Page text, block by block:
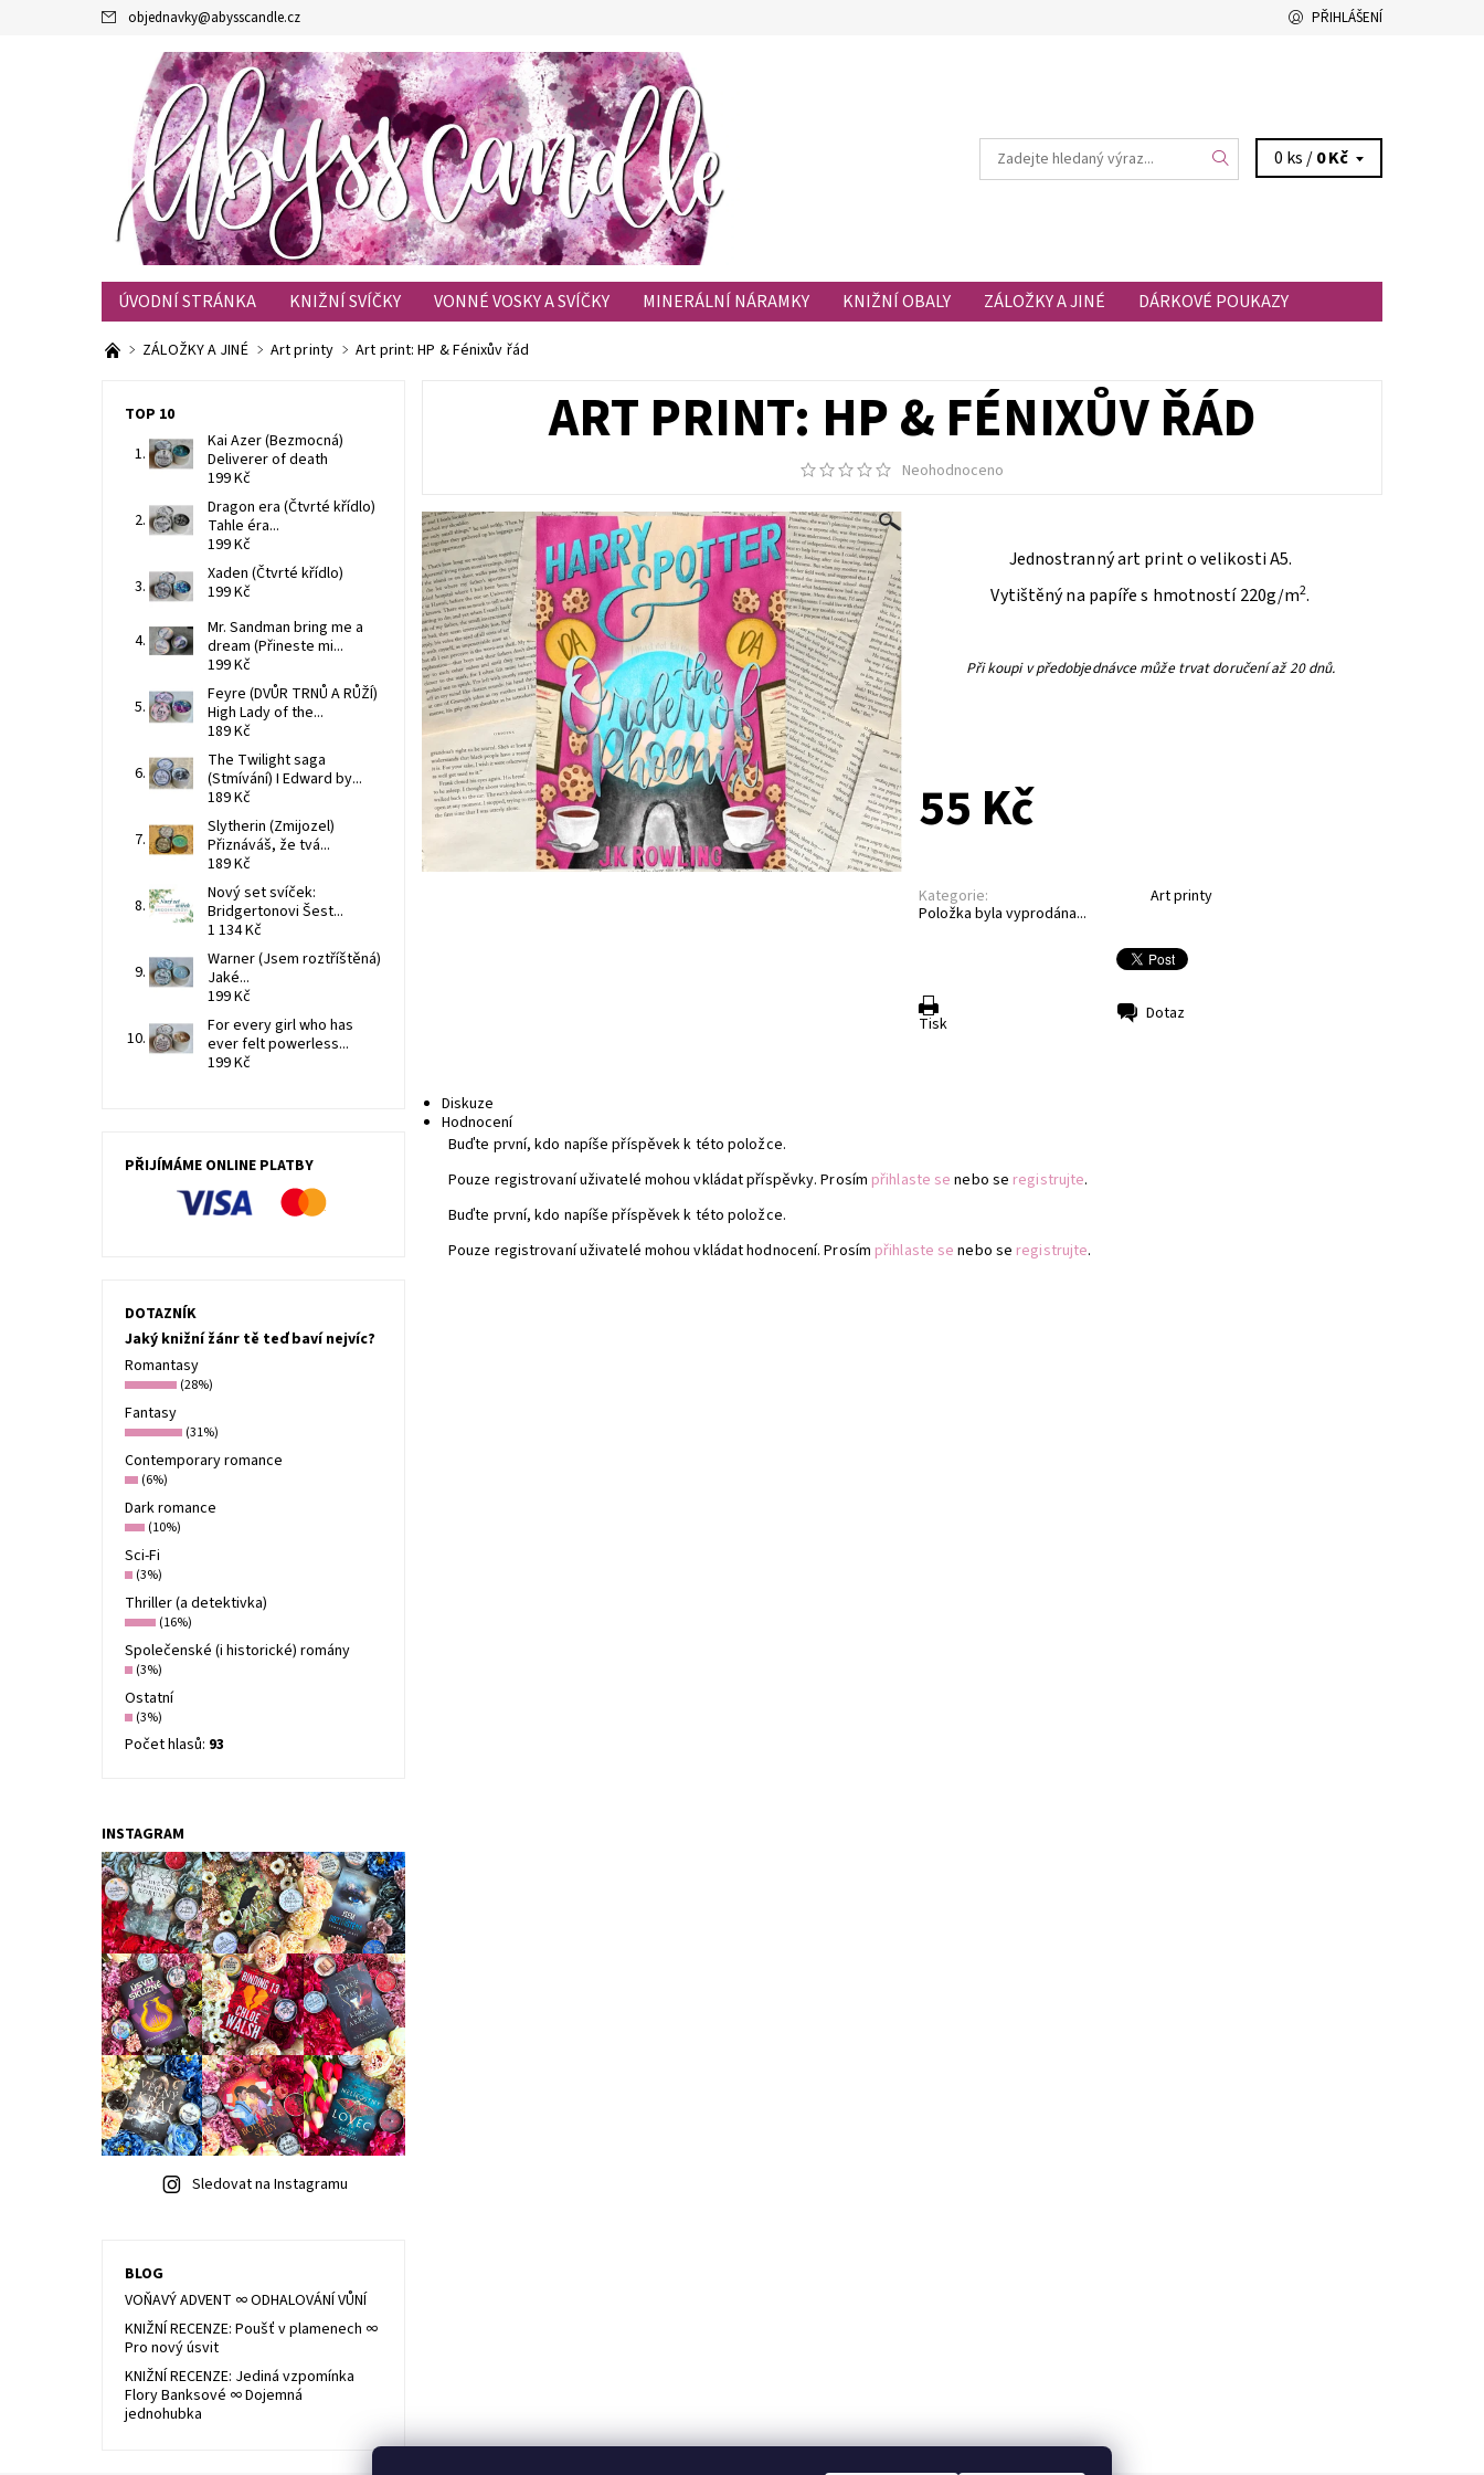
objednavky@abysscandle.cz PŘIHLÁŠENÍ
0 ks /0 Kč
ÚVODNÍ STRÁNKA KNIŽNÍ SVÍČKY VONNÉ VOSKY A SVÍČKY MINERÁLNÍ NÁRAMKY KNIŽNÍ OBALY ZÁLOŽKY A JINÉ
DÁRKOVÉ POUKAZY
KONTAKTY
OBCHODNÍ PODMÍNKY BLOG HODNOCENÍ OBCHODU
ZÁLOŽKY A JINÉ Art printy Art print: HP & Fénixův řád
ART PRINT: HP & FÉNIXŮV ŘÁD
Neohodnoceno
Jednostranný art print o velikosti A5.
Vytištěný na papíře s hmotností 220g/m2.
Při koupi v předobjednávce může trvat doručení až 20 dnů.
55 Kč
Kategorie:
Art printy
Položka byla vyprodána...
Tisk Dotaz
Diskuze
Hodnocení
Buďte první, kdo napíše příspěvek k této položce.
Pouze registrovaní uživatelé mohou vkládat příspěvky. Prosím přihlaste se nebo se registrujte.
Buďte první, kdo napíše příspěvek k této položce.
Pouze registrovaní uživatelé mohou vkládat hodnocení. Prosím přihlaste se nebo se registrujte.
TOP 10
Kai Azer (Bezmocná)
Deliverer of death
199 Kč
Dragon era (Čtvrté křídlo)
Tahle éra...
199 Kč
Xaden (Čtvrté křídlo)
199 Kč
Mr. Sandman bring me a
dream (Přineste mi...
199 Kč
Feyre (DVŮR TRNŮ A RŮŽÍ)
High Lady of the...
189 Kč
The Twilight saga
(Stmívání) I Edward by...
189 Kč
Slytherin (Zmijozel)
Přiznáváš, že tvá...
189 Kč
Nový set svíček:
Bridgertonovi Šest...
1 134 Kč
Warner (Jsem roztříštěná)
Jaké...
199 Kč
For every girl who has
ever felt powerless...
199 Kč
PŘIJÍMÁME ONLINE PLATBY
DOTAZNÍK
Jaký knižní žánr tě teď baví nejvíc?
Romantasy
(28%)
Fantasy
(31%)
Contemporary romance
(6%)
Dark romance
(10%)
Sci-Fi
(3%)
Thriller (a detektivka)
(16%)
Společenské (i historické) romány
(3%)
Ostatní
(3%)
Počet hlasů: 93
INSTAGRAM
Sledovat na Instagramu
BLOG
VOŇAVÝ ADVENT ∞ ODHALOVÁNÍ VŮNÍ
KNIŽNÍ RECENZE: Poušť v plamenech ∞
Pro nový úsvit
KNIŽNÍ RECENZE: Jediná vzpomínka
Flory Banksové ∞ Dojemná
jednohubka